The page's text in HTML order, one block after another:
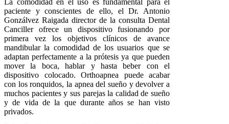
La comodidad en el uso es fundamental para el
paciente y conscientes de ello, el Dr. Antonio
Gonzálvez Raigada director de la consulta Dental
Canciller ofrece un dispositivo fusionando por
primera vez los objetivos clínicos de avance
mandibular la comodidad de los usuarios que se
adaptan perfectamente a la prótesis ya que pueden
mover la boca, hablar y hasta beber con el
dispositivo colocado. Orthoapnea puede acabar
con los ronquidos, la apnea del sueño y devolver a
muchos pacientes y sus parejas la calidad de sueño
y de vida de la que durante años se han visto
privados.